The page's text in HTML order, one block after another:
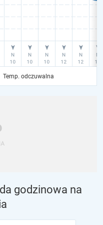
Temp. odczuwalna
godzinowa na